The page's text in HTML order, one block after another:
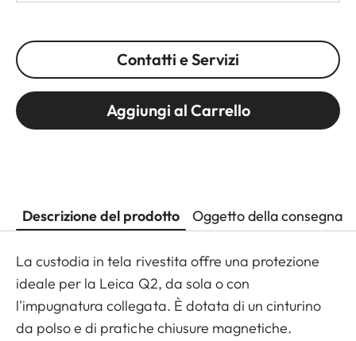
Contatti e Servizi
Aggiungi al Carrello
Descrizione del prodotto Oggetto della consegna
La custodia in tela rivestita offre una protezione
ideale per la Leica Q2, da sola o con
l'impugnatura collegata. È dotata di un cinturino
da polso e di pratiche chiusure magnetiche.